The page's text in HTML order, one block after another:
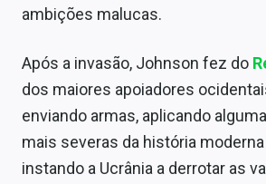
ambições malucas.
Após a invasão, Johnson fez do
dos maiores apoiadores
enviando armas, aplicando
mais severas da história moderna
instando a Ucrânia a derrotar as